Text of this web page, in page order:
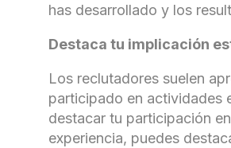
has desarrollado y los
Destaca tu implicación
Los reclutadores suelen
participado en actividades
destacar tu participación
experiencia, puedes